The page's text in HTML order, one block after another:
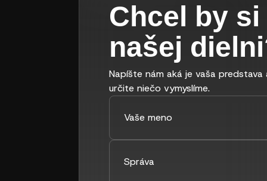
Chcel by
našej
Napíšte nám aká je vaša predstava
určite niečo vymyslíme.